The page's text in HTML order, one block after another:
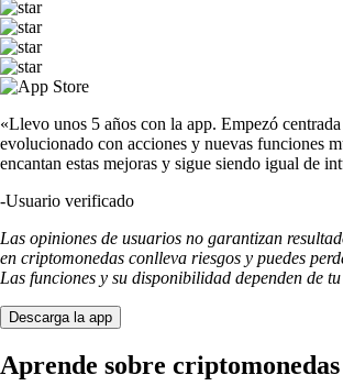
«Llevo unos 5 años con la app. Empezó
evolucionado con acciones y nuevas funciones
encantan estas mejoras y sigue siendo igual de
-Usuario verificado
Las opiniones de usuarios no garantizan
en criptomonedas conlleva riesgos y puedes
Las funciones y su disponibilidad dependen de
Descarga la app
Aprende sobre criptomonedas